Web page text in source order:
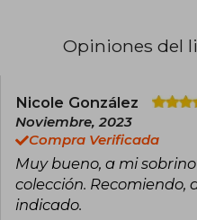
padres que
diversión.
Su proyecto
exitosa serie
que trasladan
llenas de
libros reflejan
Opiniones del
Nicole González
Noviembre, 2023
Compra Verificada
Muy bueno, a mi
colección. Recomiendo,
indicado.